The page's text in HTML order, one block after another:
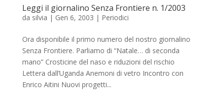
Leggi il giornalino Senza Frontiere n. 1/2003
da silvia | Gen 6, 2003 | Periodici
Ora disponibile il primo numero del nostro giornalino
Senza Frontiere. Parliamo di “Natale… di seconda
mano” Crosticine del naso e riduzioni del rischio
Lettera dall’Uganda Anemoni di vetro Incontro con
Enrico Aitini Nuovi progetti...